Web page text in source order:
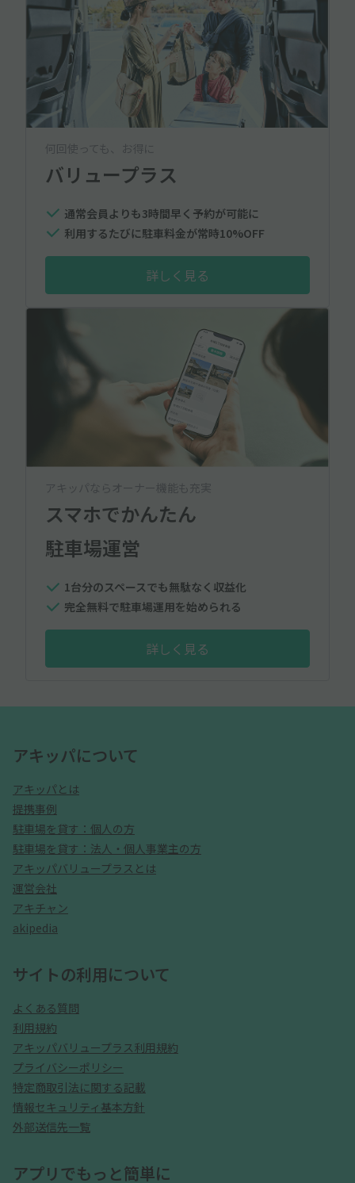
何回使っても、お得に
バリュープラス
通常会員よりも3時間早く予約が可能に
利用するたびに駐車料金が常時10%OFF
詳しく見る
アキッパならオーナー機能も充実
スマホでかんたん
駐車場運営
1台分のスペースでも無駄なく収益化
完全無料で駐車場運用を始められる
詳しく見る
アキッパについて
アキッパとは
提携事例
駐車場を貸す：個人の方
駐車場を貸す：法人・個人事業主の方
アキッパバリュープラスとは
運営会社
アキチャン
akipedia
サイトの利用について
よくある質問
利用規約
アキッパバリュープラス利用規約
プライバシーポリシー
特定商取引法に関する記載
情報セキュリティ基本方針
外部送信先一覧
アプリでもっと簡単に